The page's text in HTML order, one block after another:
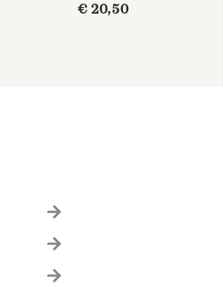
€ 20,50